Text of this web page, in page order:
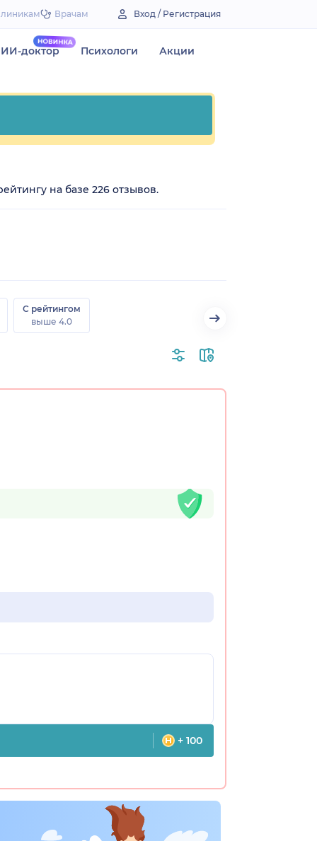
Врачам Вход / Регистрация
ИИ-доктор Психологи Акции
на базе 226 отзывов.
С рейтингом
выше 4.0
+ 100